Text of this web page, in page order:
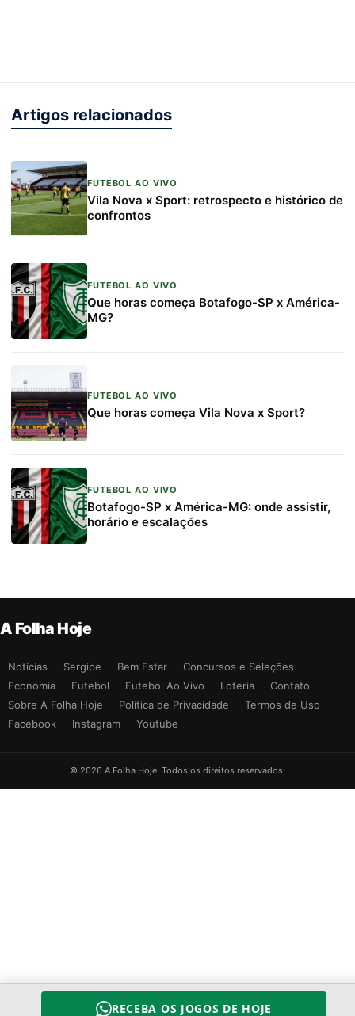
Artigos relacionados
FUTEBOL AO VIVO
Vila Nova x Sport: retrospecto e histórico de
confrontos
FUTEBOL AO VIVO
Que horas começa Botafogo-SP x América-
MG?
FUTEBOL AO VIVO
Que horas começa Vila Nova x Sport?
FUTEBOL AO VIVO
Botafogo-SP x América-MG: onde assistir,
horário e escalações
A Folha Hoje
Notícias Sergipe Bem Estar
Concursos e Seleções
Economia
Futebol Futebol Ao Vivo Loteria
Contato
Sobre A Folha Hoje
Política de Privacidade
Termos de Uso
Facebook
Instagram Youtube
© 2026 A Folha Hoje. Todos os direitos reservados.
RECEBA OS JOGOS DE HOJE